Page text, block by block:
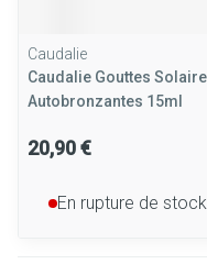
Caudalie
Caudalie Gouttes
Autobronzantes 15ml
20,90 €
En rupture de stock